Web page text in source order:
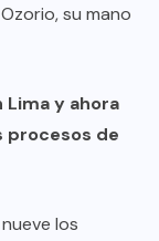
su mano
y ahora
procesos de
los